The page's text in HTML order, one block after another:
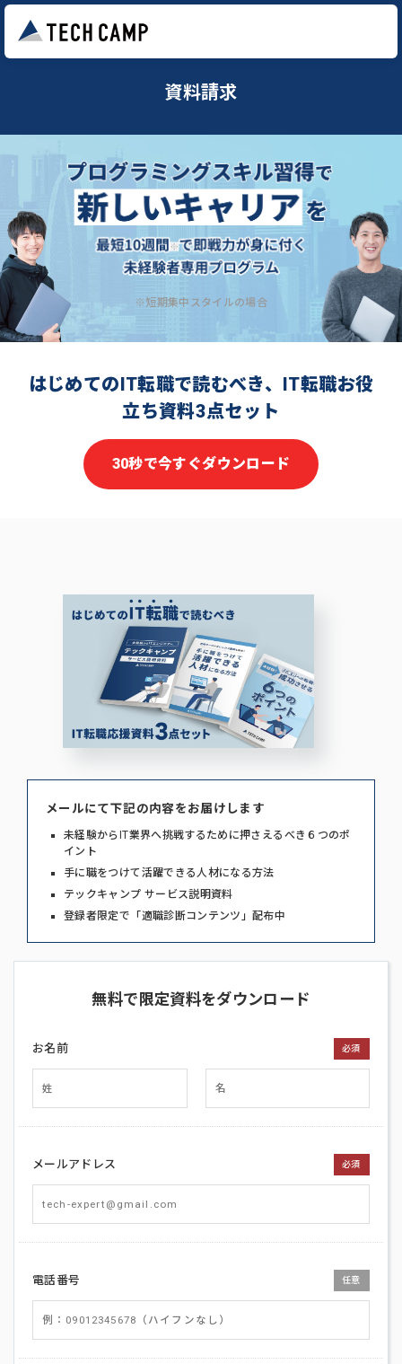
資料請求
※短期集中スタイルの場合
はじめてのIT転職で読むべき、IT転職お役
立ち資料3点セット
30秒で今すぐダウンロード
メールにて下記の内容をお届けします
未経験からIT業界へ挑戦するために押さえるべき６つのポ
イント
手に職をつけて活躍できる人材になる方法
テックキャンプ サービス説明資料
登録者限定で「適職診断コンテンツ」配布中
無料で限定資料をダウンロード
お名前 必須
メールアドレス 必須
電話番号 任意